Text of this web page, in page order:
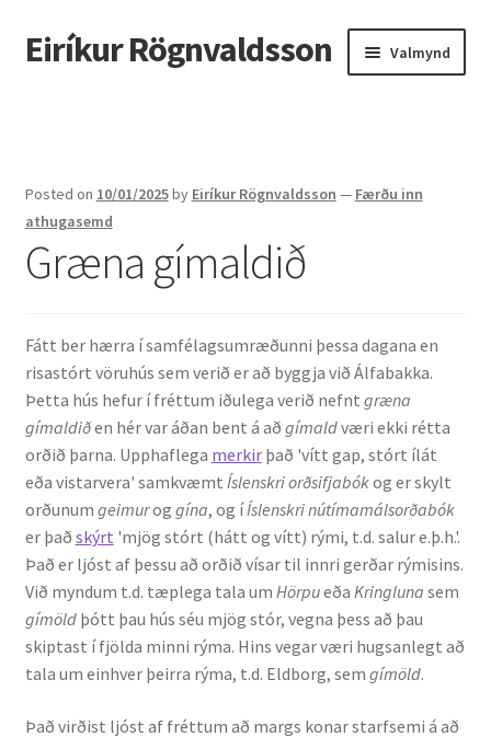
Fara
beint
Hoppa
yfir
Eiríkur Rögnvaldsson Valmynd
Ætt
Líf og starf
Myndir
Kennsla
Kennd námskeið
Kennsluefni
Yfirlit um kennslu
Stjórnun
Innan Háskólans
Posted on 10/01/2025by Eiríkur Rögnvaldsson — Færðu inn
athugasemd
Græna gímaldið
Fátt ber hærra í samfélagsumræðunni þessa dagana en
risastórt vöruhús sem verið er að byggja við Álfabakka.
Þetta hús hefur í fréttum iðulega verið nefnt græna
gímaldiðen hér var áðan bent á að gímaldværi ekki rétta
orðið þarna. Upphaflega merkirþað 'vítt gap, stórt ílát
eða vistarvera' samkvæmt Íslenskri orðsifjabókog er skylt
orðunum geimurog gína, og íÍslenskri nútímamálsorðabók
er það skýrt 'mjög stórt (hátt og vítt) rými, t.d. salur e.þ.h.'.
Það er ljóst af þessu að orðið vísar til innri gerðar rýmisins.
Við myndum t.d. tæplega tala um Hörpueða Kringluna sem
gímöld þótt þau hús séu mjög stór, vegna þess að þau
skiptast í fjölda minni rýma. Hins vegar væri hugsanlegt að
tala um einhver þeirra rýma, t.d. Eldborg, sem gímöld.
Það virðist ljóst af fréttum að margs konar starfsemi á að